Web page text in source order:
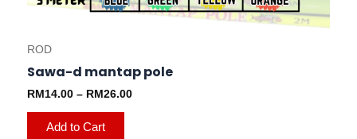
ROD
Sawa-d mantap pole
RM14.00– RM26.00
Add to Cart